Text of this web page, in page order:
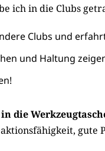
ich in die Clubs
Clubs und
und Haltung
die